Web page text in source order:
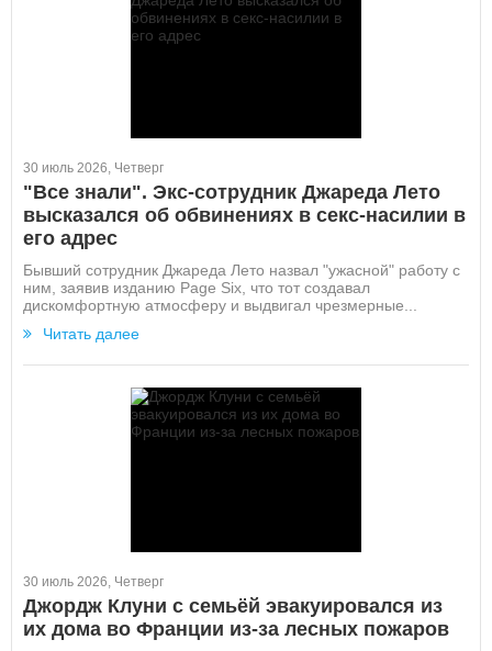
30 июль 2026, Четверг
"Все знали". Экс-сотрудник Джареда Лето
высказался об обвинениях в секс-насилии в
его адрес
Бывший сотрудник Джареда Лето назвал "ужасной" работу с
ним, заявив изданию Page Six, что тот создавал
дискомфортную атмосферу и выдвигал чрезмерные...
Читать далее
30 июль 2026, Четверг
Джордж Клуни с семьёй эвакуировался из
их дома во Франции из-за лесных пожаров